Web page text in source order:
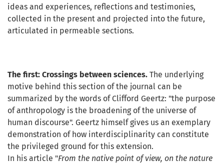
ideas and experiences, reflections and testimonies,
collected in the present and projected into the future,
articulated in permeable sections.
The first: Crossings between sciences. The underlying
motive behind this section of the journal can be
summarized by the words of Clifford Geertz: "the purpose
of anthropology is the broadening of the universe of
human discourse". Geertz himself gives us an exemplary
demonstration of how interdisciplinarity can constitute
the privileged ground for this extension.
In his article "From the native point of view, on the nature